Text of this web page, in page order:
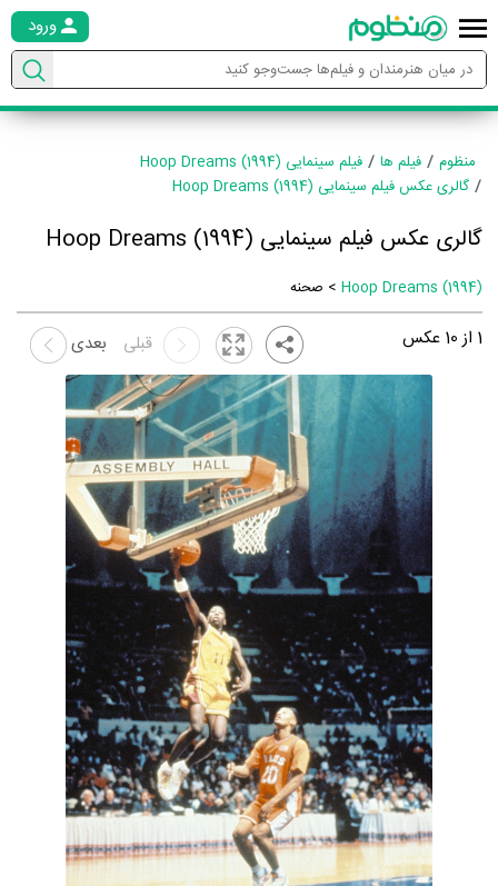
ورود
منظوم فیلم ها
فیلم سینمایی Hoop Dreams (1994)
گالری عکس فیلم سینمایی Hoop Dreams (1994)
گالری عکس فیلم سینمایی Hoop Dreams (1994)
Hoop Dreams (1994) > صحنه
1 از10 عکس بعدی قبلی